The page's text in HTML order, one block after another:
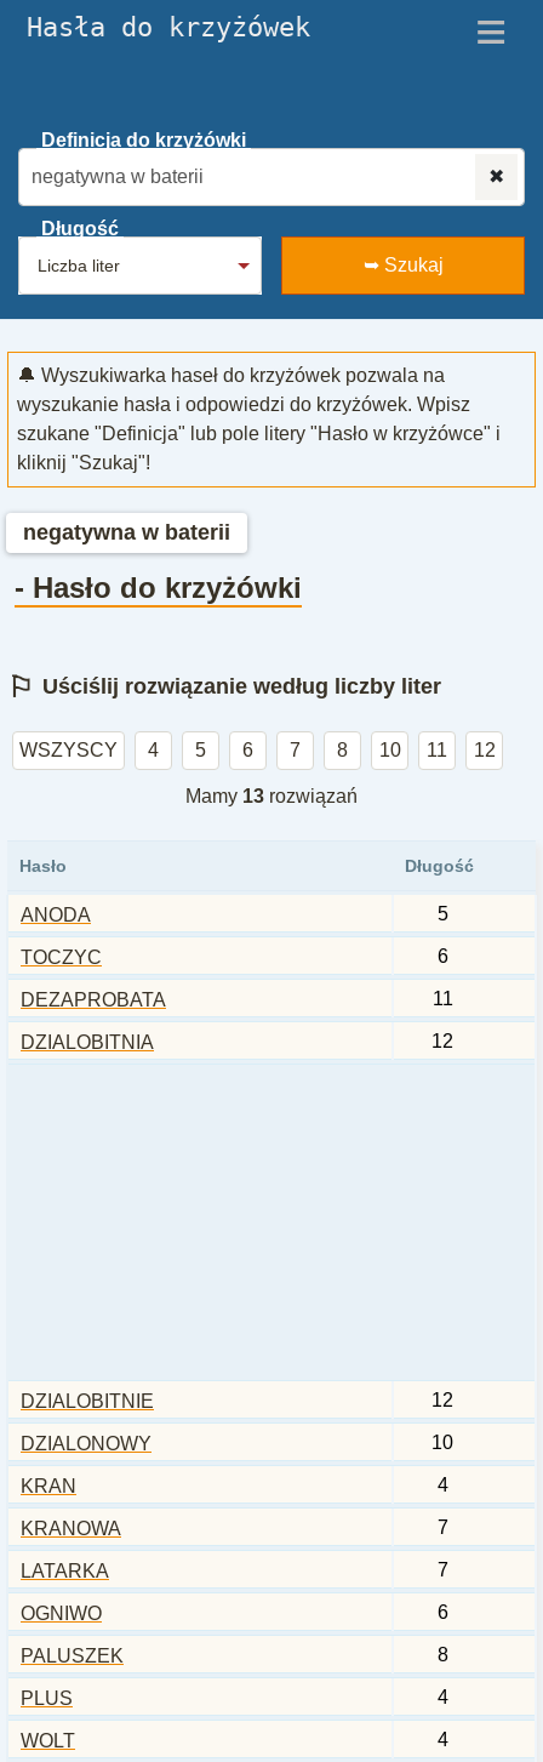
Hasła do krzyżówek ≡
Definicja do krzyżówki
✖
Długość
➥ Szukaj
🔔 Wyszukiwarka haseł do krzyżówek pozwala na
wyszukanie hasła i odpowiedzi do krzyżówek. Wpisz
szukane "Definicja" lub pole litery "Hasło w krzyżówce" i
kliknij "Szukaj"!
negatywna w baterii
- Hasło do krzyżówki
⚐ Uściślij rozwiązanie według liczby liter
WSZYSCY 4 5 6 7 8 10 11 12
Mamy 13 rozwiązań
Hasło Długość
ANODA 5
TOCZYC 6
DEZAPROBATA 11
DZIALOBITNIA 12
DZIALOBITNIE 12
DZIALONOWY 10
KRAN 4
KRANOWA 7
LATARKA 7
OGNIWO 6
PALUSZEK 8
PLUS 4
WOLT 4